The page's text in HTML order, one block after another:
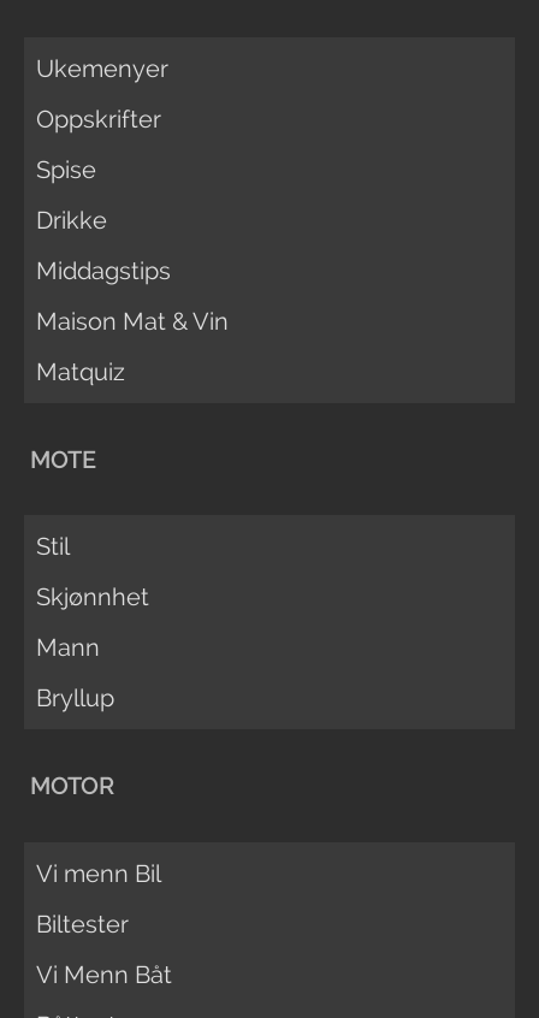
Ukemenyer
Oppskrifter
Spise
Drikke
Middagstips
Maison Mat & Vin
Matquiz
MOTE
Stil
Skjønnhet
Mann
Bryllup
MOTOR
Vi menn Bil
Biltester
Vi Menn Båt